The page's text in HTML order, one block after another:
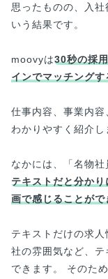
思ったものの、入
いう結果です。
moovyは30秒の採
インでマッチング
仕事内容、事業内
わかりやすく紹介し
なかには、「名物社
テキストだと分か
画で感じることがで
テキストだけの求
社の雰囲気など、
できます。 そのた